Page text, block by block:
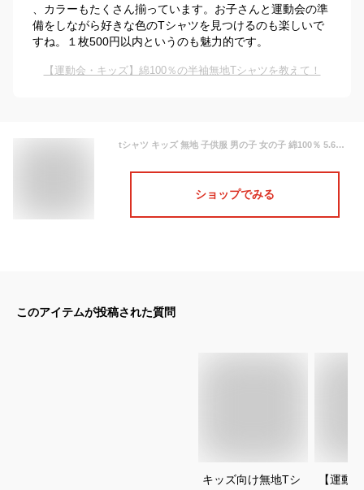
、カラーもたくさん揃っています。お子さんと運動会の準
備をしながら好きな色のTシャツを見つけるのも楽しいで
すね。１枚500円以内というのも魅力的です。
【運動会・キッズ】綿100％の半袖無地Tシャツを教えて！
tシャツ キッズ 無地 子供服 男の子 女の子 綿100％ 5.6オンス プリントスター Printstar 00085-CVT 厚手 丈夫 100 110 120 130 140 150 160 半袖 ティーシャツ ジュニア 保育園 幼稚園 通園 通学 運動会 体育祭 ダンス 衣装 お揃い リンクコーデ 白 黒 紺 グレー
ショップでみる
このアイテムが投稿された質問
キッズ向け無地Tシ
【運動